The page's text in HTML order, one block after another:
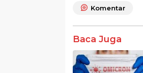
o
o
k
p
Komentar
Baca Juga